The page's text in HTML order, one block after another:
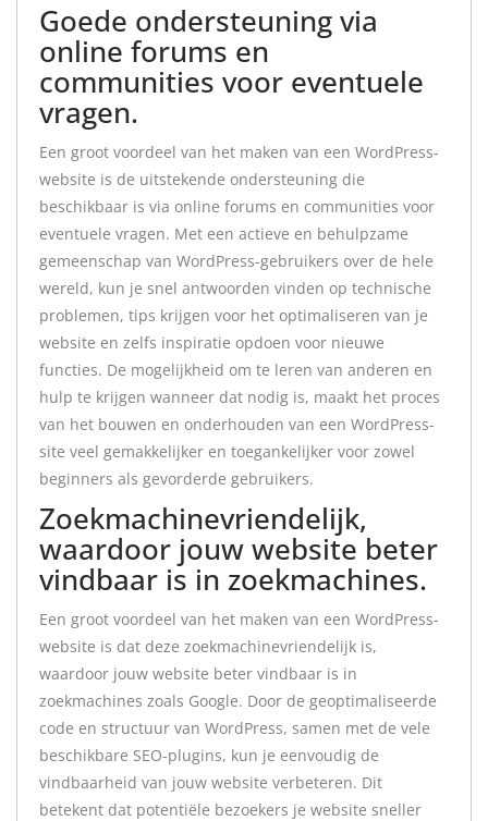
Goede ondersteuning via
online forums en
communities voor eventuele
vragen.
Een groot voordeel van het maken van een WordPress-
website is de uitstekende ondersteuning die
beschikbaar is via online forums en communities voor
eventuele vragen. Met een actieve en behulpzame
gemeenschap van WordPress-gebruikers over de hele
wereld, kun je snel antwoorden vinden op technische
problemen, tips krijgen voor het optimaliseren van je
website en zelfs inspiratie opdoen voor nieuwe
functies. De mogelijkheid om te leren van anderen en
hulp te krijgen wanneer dat nodig is, maakt het proces
van het bouwen en onderhouden van een WordPress-
site veel gemakkelijker en toegankelijker voor zowel
beginners als gevorderde gebruikers.
Zoekmachinevriendelijk,
waardoor jouw website beter
vindbaar is in zoekmachines.
Een groot voordeel van het maken van een WordPress-
website is dat deze zoekmachinevriendelijk is,
waardoor jouw website beter vindbaar is in
zoekmachines zoals Google. Door de geoptimaliseerde
code en structuur van WordPress, samen met de vele
beschikbare SEO-plugins, kun je eenvoudig de
vindbaarheid van jouw website verbeteren. Dit
betekent dat potentiële bezoekers je website sneller